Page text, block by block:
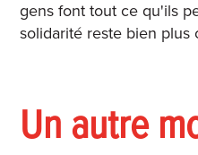
gens font tout ce qu'ils
solidarité reste bien plus
Un autre